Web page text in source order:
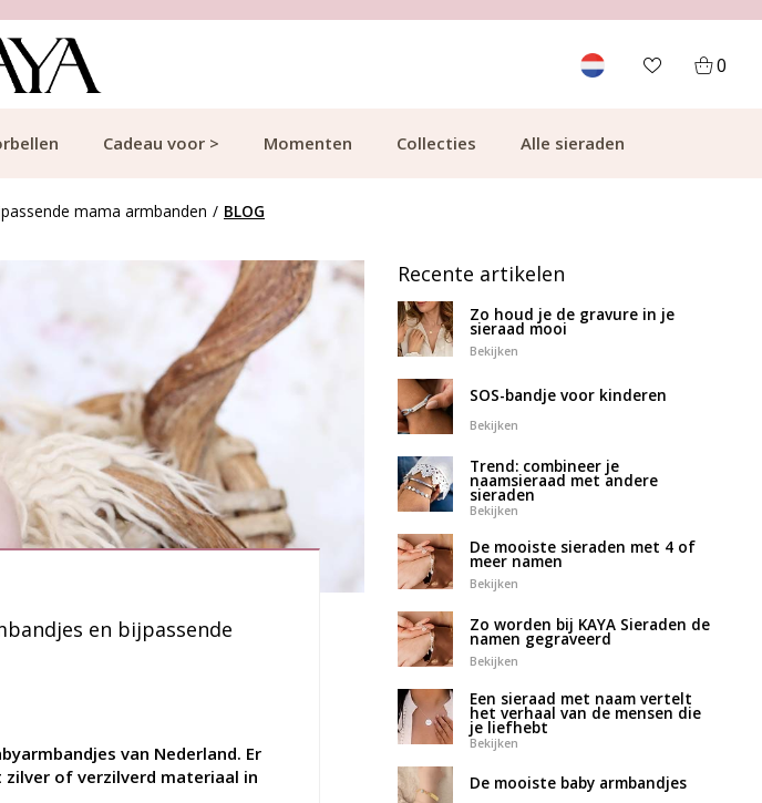
0
Cadeau voor > Momenten Collecties Alle sieraden
mama armbanden / BLOG
en bijpassende
van Nederland. Er
zilver of verzilverd materiaal in
Recente artikelen
Zo houd je de gravure in je
sieraad mooi
Bekijken
SOS-bandje voor kinderen
Bekijken
Trend: combineer je
naamsieraad met andere
sieraden
Bekijken
De mooiste sieraden met 4 of
meer namen
Bekijken
Zo worden bij KAYA Sieraden de
namen gegraveerd
Bekijken
Een sieraad met naam vertelt
het verhaal van de mensen die
je liefhebt
Bekijken
De mooiste baby armbandjes